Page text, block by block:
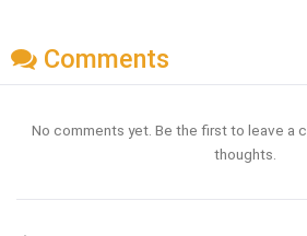
Comments
No comments yet. Be the first to leave a
thoughts.